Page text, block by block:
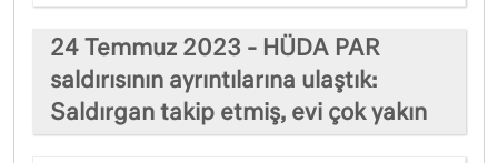
24 Temmuz 2023 - HÜDA PAR
saldırısının ayrıntılarına ulaştık:
Saldırgan takip etmiş, evi çok yakın